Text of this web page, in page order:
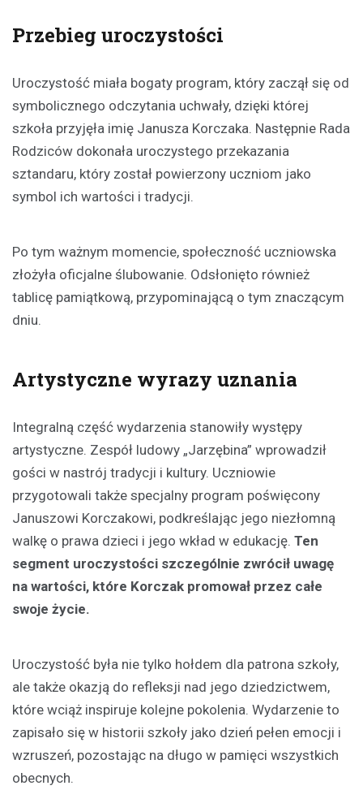
Przebieg uroczystości
Uroczystość miała bogaty program, który zaczął się od
symbolicznego odczytania uchwały, dzięki której
szkoła przyjęła imię Janusza Korczaka. Następnie Rada
Rodziców dokonała uroczystego przekazania
sztandaru, który został powierzony uczniom jako
symbol ich wartości i tradycji.
Po tym ważnym momencie, społeczność uczniowska
złożyła oficjalne ślubowanie. Odsłonięto również
tablicę pamiątkową, przypominającą o tym znaczącym
dniu.
Artystyczne wyrazy uznania
Integralną część wydarzenia stanowiły występy
artystyczne. Zespół ludowy „Jarzębina” wprowadził
gości w nastrój tradycji i kultury. Uczniowie
przygotowali także specjalny program poświęcony
Januszowi Korczakowi, podkreślając jego niezłomną
walkę o prawa dzieci i jego wkład w edukację. Ten
segment uroczystości szczególnie zwrócił uwagę
na wartości, które Korczak promował przez całe
swoje życie.
Uroczystość była nie tylko hołdem dla patrona szkoły,
ale także okazją do refleksji nad jego dziedzictwem,
które wciąż inspiruje kolejne pokolenia. Wydarzenie to
zapisało się w historii szkoły jako dzień pełen emocji i
wzruszeń, pozostając na długo w pamięci wszystkich
obecnych.